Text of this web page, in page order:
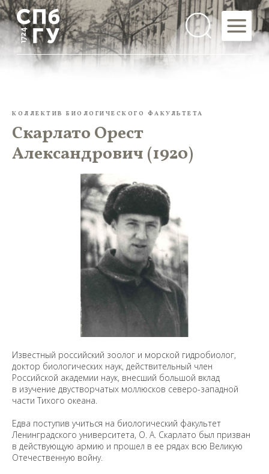
КОЛЛЕКТИВ БИОЛОГИЧЕСКОГО ФАКУЛЬТЕТА
Скарлато Орест
Александрович (1920)
Известный российский зоолог и морской гидробиолог,
доктор биологических наук, действительный член
Российской академии наук, внесший большой вклад
в изучение двустворчатых моллюсков северо-западной
части Тихого океана.
Едва поступив учиться на биологический факультет
Ленинградского университета, О. А. Скарлато был призван
в действующую армию и прошел в ее рядах всю Великую
Отечественную войну.